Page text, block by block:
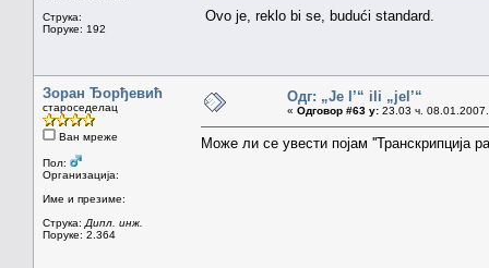
Струка:
Поруке: 192
Ovo je, reklo bi se, budući standard.
Зоран Ђорђевић
староседелац
Ван мреже
Пол:
Организација:
Име и презиме:
Струка: Дипл. инж.
Поруке: 2.364
Одг: „Je l’“ ili „jel’“
« Одговор #63 у: 23.03 ч.
Може ли се увести појам ''Транскрипција